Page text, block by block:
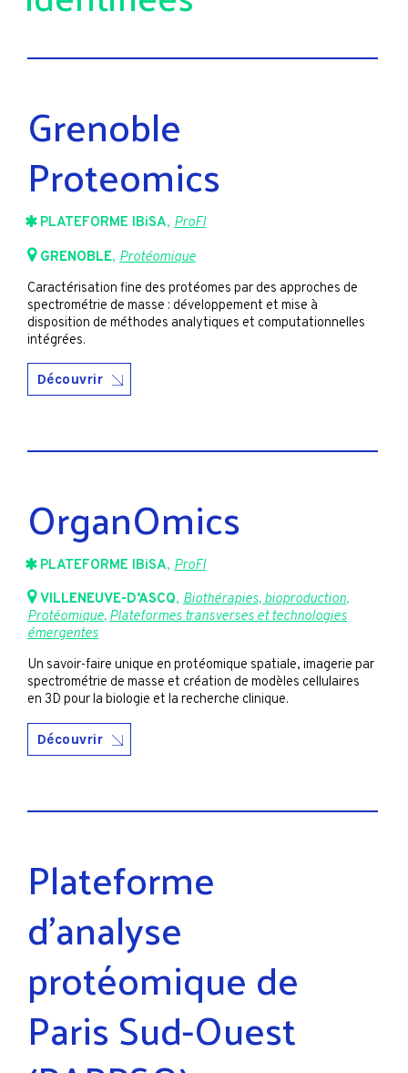
Grenoble
Proteomics
PLATEFORME IBiSA, ProFI
GRENOBLE, Protéomique
Caractérisation fine des protéomes par des approches de
spectrométrie de masse : développement et mise à
disposition de méthodes analytiques et computationnelles
intégrées.
Découvrir
OrganOmics
PLATEFORME IBiSA, ProFI
VILLENEUVE-D’ASCQ, Biothérapies, bioproduction,
Protéomique,Plateformes transverses et technologies
émergentes
Un savoir-faire unique en protéomique spatiale, imagerie par
spectrométrie de masse et création de modèles cellulaires
en 3D pour la biologie et la recherche clinique.
Découvrir
Plateforme
d’analyse
protéomique de
Paris Sud-Ouest